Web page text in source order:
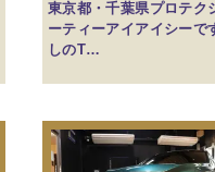
東京都・千葉県プロテ
ーティーアイアイシーで
しのT…